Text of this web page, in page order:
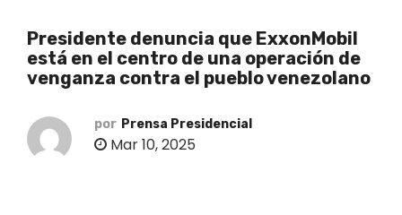
Presidente denuncia que ExxonMobil
está en el centro de una operación de
venganza contra el pueblo venezolano
por Prensa Presidencial
Mar 10, 2025